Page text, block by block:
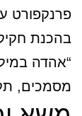
פרנקפורט
בהכנת
“אהדה
מסמכים,